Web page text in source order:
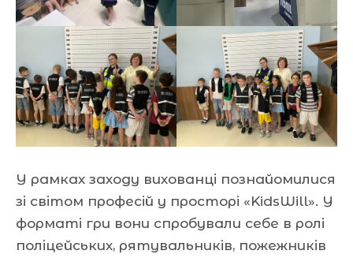
У рамках заходу вихованці познайомилися
зі світом професій у просторі «KidsWill». У
форматі гри вони спробували себе в ролі
поліцейських, рятувальників, пожежників